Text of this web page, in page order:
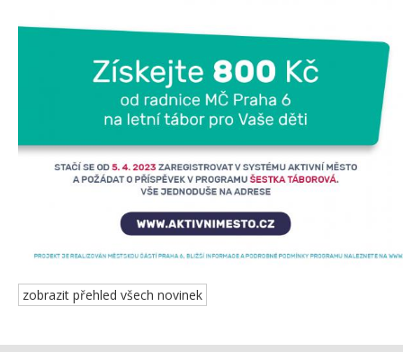
zobrazit přehled všech novinek